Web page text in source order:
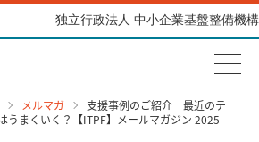
独立行政法人 中小企業基盤整備機構
メルマガ
支援事例のご紹介 最近のテ
うまくいく？【ITPF】メールマガジン 2025